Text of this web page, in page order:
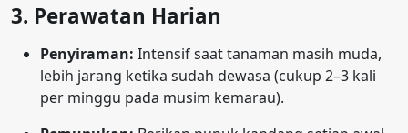
3. Perawatan Harian
Penyiraman: Intensif saat tanaman masih muda,
lebih jarang ketika sudah dewasa (cukup 2–3 kali
per minggu pada musim kemarau).